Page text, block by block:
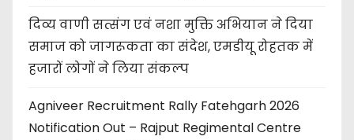
दिव्य वाणी सत्संग एवं नशा मुक्ति अभियान ने दिया
समाज को जागरूकता का संदेश, एमडीयू रोहतक में
हजारों लोगों ने लिया संकल्प
Agniveer Recruitment Rally Fatehgarh 2026
Notification Out – Rajput Regimental Centre